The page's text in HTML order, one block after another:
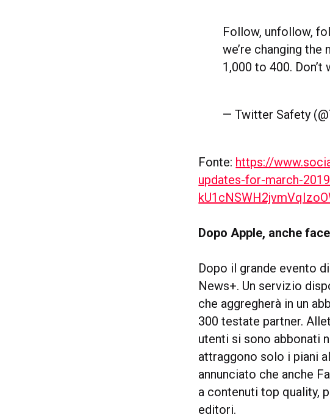
Follow, unfollow,
we’re changing
1,000 to 400. Don’t
— Twitter Safety
Fonte: https://
updates-for-march-
Dopo Apple, anche
Dopo il grande evento
News+. Un servizio
che aggregherà in un
300 testate partner.
utenti si sono abbonati
attraggono solo i piani
annunciato che anche
a contenuti top quality,
editori.